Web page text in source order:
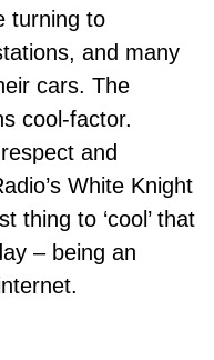
turning to
and many
cars. The
cool-factor.
and
White Knight
thing to ‘cool’ that
– being an